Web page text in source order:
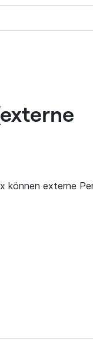
können externe